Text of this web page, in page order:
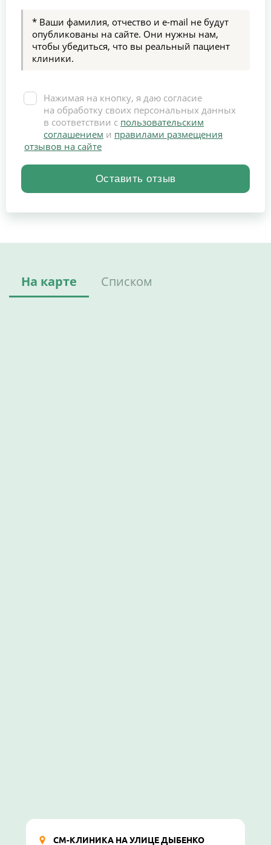
* Ваши фамилия, отчество и e-mail не будут
опубликованы на сайте. Они нужны нам,
чтобы убедиться, что вы реальный пациент
клиники.
Нажимая на кнопку, я даю согласие
на обработку своих персональных данных
в соответствии с пользовательским
соглашением и правилами размещения
отзывов на сайте
На карте Списком
СМ-КЛИНИКА НА УЛИЦЕ ДЫБЕНКО